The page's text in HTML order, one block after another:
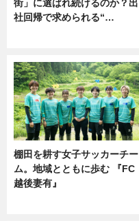
街」に選ばれ続けるのか？出
社回帰で求められる“…
棚田を耕す女子サッカーチー
ム。地域とともに歩む 『FC
越後妻有』